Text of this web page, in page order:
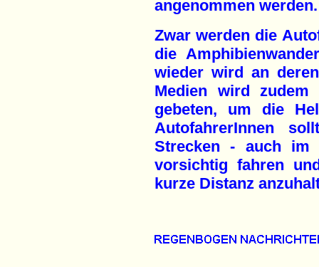
angenommen werden.
Zwar werden die
die
wieder wird an
Medien wird
gebeten, um die
AutofahrerInnen
Strecken - auch im
vorsichtig fahren
kurze Distanz